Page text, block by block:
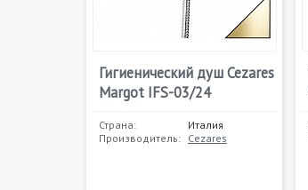
Гигиенический душ Cezares
Margot IFS-03/24
Страна:
Италия
Производитель: Cezares